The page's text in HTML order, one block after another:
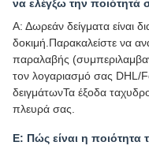
να ελέγξω την ποιότητά
Α: Δωρεάν δείγματα είναι
δοκιμή.Παρακαλείστε να
παραλαβής
τον λογαριασμό σας DHL/
δειγμάτωνΤα έξοδα
πλευρά σας.
Ε: Πώς είναι η